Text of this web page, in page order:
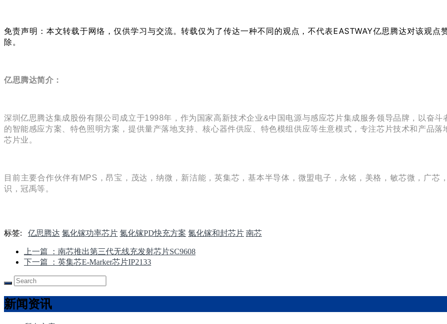
免责声明：本文转载于网络，仅供学习与交流。转载仅为了传达一种不同的观点，不代表EASTWAY亿思腾达对该观
除。
亿思腾达简介：
深圳亿思腾达集成股份有限公司成立于1998年，作为国家高新技术企业&中国电源与感应芯片集成服务领导品牌，以奋
的智能感应方案、特色照明方案，提供量产落地支持、核心器件供应、特色模组供应等生意模式，专注芯片技术和产品
芯片业。
目前主要合作伙伴有MPS，昂宝，茂达，纳微，新洁能，英集芯，基本半导体，微盟电子，永铭，美格，敏芯微，广
识，冠禹等。
标签: 亿思腾达 氮化镓功率芯片 氮化镓PD快充方案 氮化镓和封芯片 南芯
上一篇
：南芯推出第三代无线充发射芯片SC9608
下一篇
：英集芯E-Marker芯片IP2133
新闻资讯